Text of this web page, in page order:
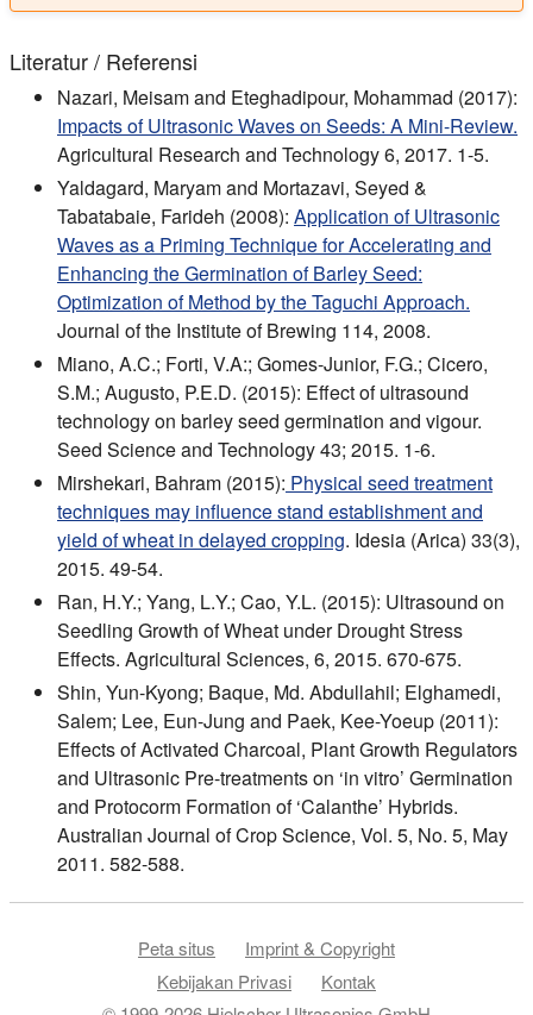
Literatur / Referensi
Nazari, Meisam and Eteghadipour, Mohammad (2017):
Impacts of Ultrasonic Waves on Seeds: A Mini-Review.
Agricultural Research and Technology 6, 2017. 1-5.
Yaldagard, Maryam and Mortazavi, Seyed &
Tabatabaie, Farideh (2008): Application of Ultrasonic
Waves as a Priming Technique for Accelerating and
Enhancing the Germination of Barley Seed:
Optimization of Method by the Taguchi Approach.
Journal of the Institute of Brewing 114, 2008.
Miano, A.C.; Forti, V.A:; Gomes-Junior, F.G.; Cicero,
S.M.; Augusto, P.E.D. (2015): Effect of ultrasound
technology on barley seed germination and vigour.
Seed Science and Technology 43; 2015. 1-6.
Mirshekari, Bahram (2015): Physical seed treatment
techniques may influence stand establishment and
yield of wheat in delayed cropping. Idesia (Arica) 33(3),
2015. 49-54.
Ran, H.Y.; Yang, L.Y.; Cao, Y.L. (2015): Ultrasound on
Seedling Growth of Wheat under Drought Stress
Effects. Agricultural Sciences, 6, 2015. 670-675.
Shin, Yun-Kyong; Baque, Md. Abdullahil; Elghamedi,
Salem; Lee, Eun-Jung and Paek, Kee-Yoeup (2011):
Effects of Activated Charcoal, Plant Growth Regulators
and Ultrasonic Pre-treatments on ‘in vitro’ Germination
and Protocorm Formation of ‘Calanthe’ Hybrids.
Australian Journal of Crop Science, Vol. 5, No. 5, May
2011. 582-588.
Peta situs
Imprint & Copyright
Kebijakan Privasi
Kontak